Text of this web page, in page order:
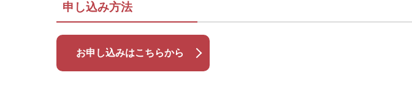
申し込み方法
お申し込みはこちらから